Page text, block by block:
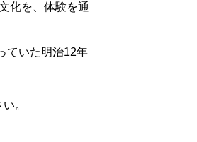
化を、体験を通
ていた明治12年
。